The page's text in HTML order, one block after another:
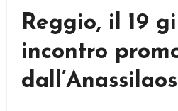
Reggio, il 19
incontro
dall’Anassilaos